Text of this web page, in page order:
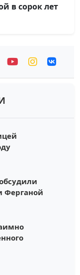
в сорок лет
Ферганой